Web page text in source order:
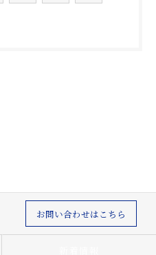
お問い合わせはこちら